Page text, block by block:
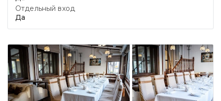
Отдельный вход
Да